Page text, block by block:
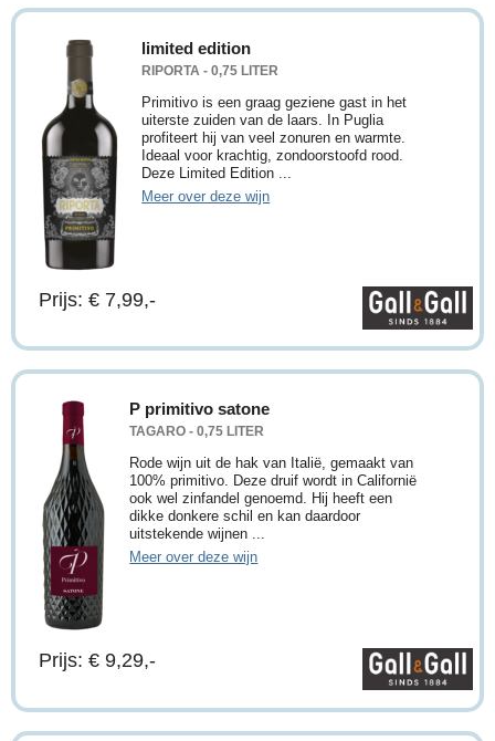
limited edition
RIPORTA - 0,75 LITER
Primitivo is een graag geziene gast in het
uiterste zuiden van de laars. In Puglia
profiteert hij van veel zonuren en warmte.
Ideaal voor krachtig, zondoorstoofd rood.
Deze Limited Edition ...
Meer over deze wijn
Prijs: € 7,99,-
P primitivo satone
TAGARO - 0,75 LITER
Rode wijn uit de hak van Italië, gemaakt van
100% primitivo. Deze druif wordt in Californië
ook wel zinfandel genoemd. Hij heeft een
dikke donkere schil en kan daardoor
uitstekende wijnen ...
Meer over deze wijn
Prijs: € 9,29,-